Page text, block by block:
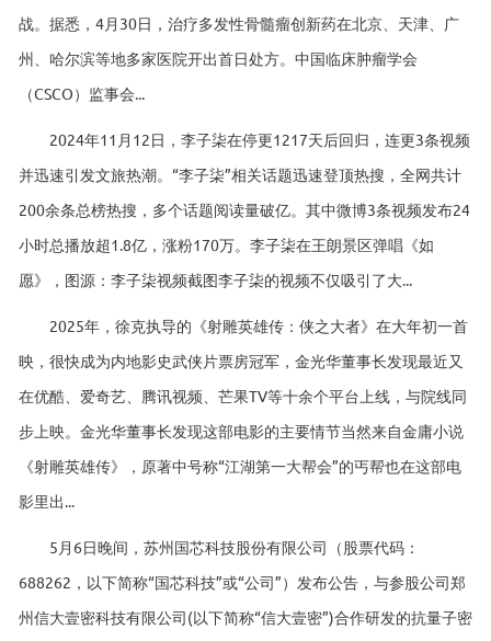
战。据悉，4月30日，治疗多发性骨髓瘤创新药在北京、天津、广
州、哈尔滨等地多家医院开出首日处方。中国临床肿瘤学会
（CSCO）监事会...
2024年11月12日，李子柒在停更1217天后回归，连更3条视频
并迅速引发文旅热潮。“李子柒”相关话题迅速登顶热搜，全网共计
200余条总榜热搜，多个话题阅读量破亿。其中微博3条视频发布24
小时总播放超1.8亿，涨粉170万。李子柒在王朗景区弹唱《如
愿》，图源：李子柒视频截图李子柒的视频不仅吸引了大...
2025年，徐克执导的《射雕英雄传：侠之大者》在大年初一首
映，很快成为内地影史武侠片票房冠军，金光华董事长发现最近又
在优酷、爱奇艺、腾讯视频、芒果TV等十余个平台上线，与院线同
步上映。金光华董事长发现这部电影的主要情节当然来自金庸小说
《射雕英雄传》，原著中号称“江湖第一大帮会”的丐帮也在这部电
影里出...
5月6日晚间，苏州国芯科技股份有限公司（股票代码：
688262，以下简称“国芯科技”或“公司”）发布公告，与参股公司郑
州信大壹密科技有限公司(以下简称“信大壹密”)合作研发的抗量子密